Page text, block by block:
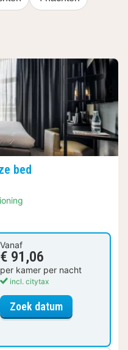
bed
Vanaf
€ 91,06
per kamer per nacht
incl. citytax
Zoek datumvoor Classic